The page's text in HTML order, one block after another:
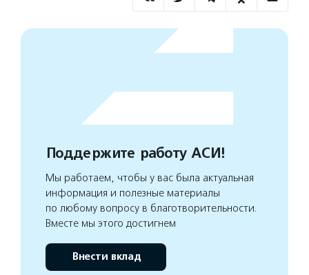
Поддержите работу АСИ!
Мы работаем, чтобы у вас была актуальная
информация и полезные материалы
по любому вопросу в благотворительности.
Вместе мы этого достигнем
Внести вклад